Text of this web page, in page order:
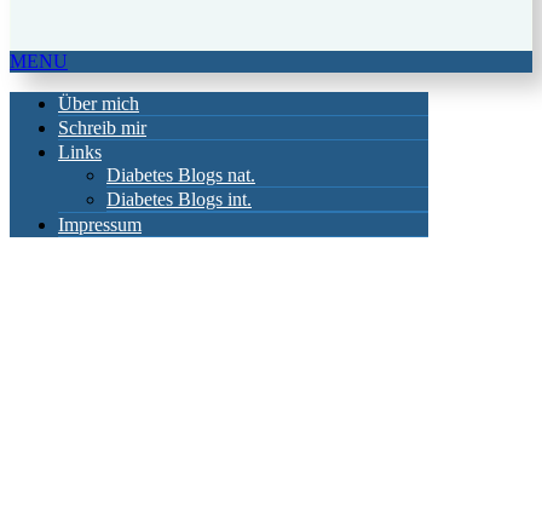
MENU
Über mich
Schreib mir
Links
Diabetes Blogs nat.
Diabetes Blogs int.
Impressum